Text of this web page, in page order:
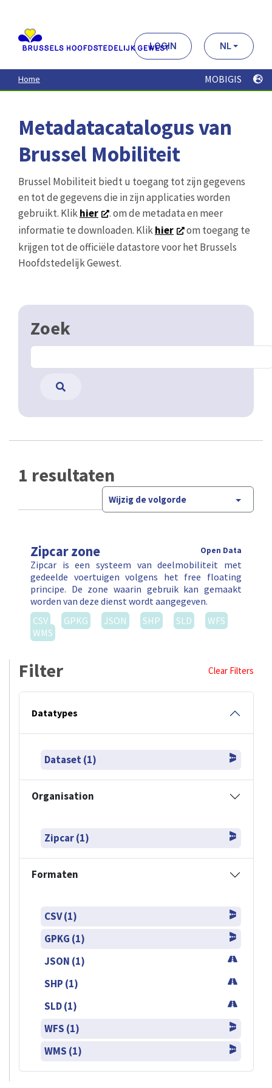
contenu
principal
LOGIN NL
Home MOBIGIS
Metadatacatalogus van
Brussel Mobiliteit
Brussel Mobiliteit biedt u toegang tot zijn gegevens
en tot de gegevens die in zijn applicaties worden
gebruikt. Klikhier
. om de metadata en meer
informatie te downloaden. Klikhier
om toegang te
krijgen tot de officiële datastore voor het Brussels
Hoofdstedelijk Gewest.
Zoek
1 resultaten
Wijzig de volgorde
Zipcar zone Open Data
Zipcar is een systeem van deelmobiliteit met
gedeelde voertuigen volgens het free floating
principe. De zone waarin gebruik kan gemaakt
worden van deze dienst wordt aangegeven.
CSV
GPKG JSON SHP SLD
WFS
WMS
Filter Clear Filters
Datatypes
Dataset (1)
Organisation
Zipcar (1)
Formaten
CSV (1)
GPKG (1)
JSON (1)
SHP (1)
SLD (1)
WFS (1)
WMS (1)